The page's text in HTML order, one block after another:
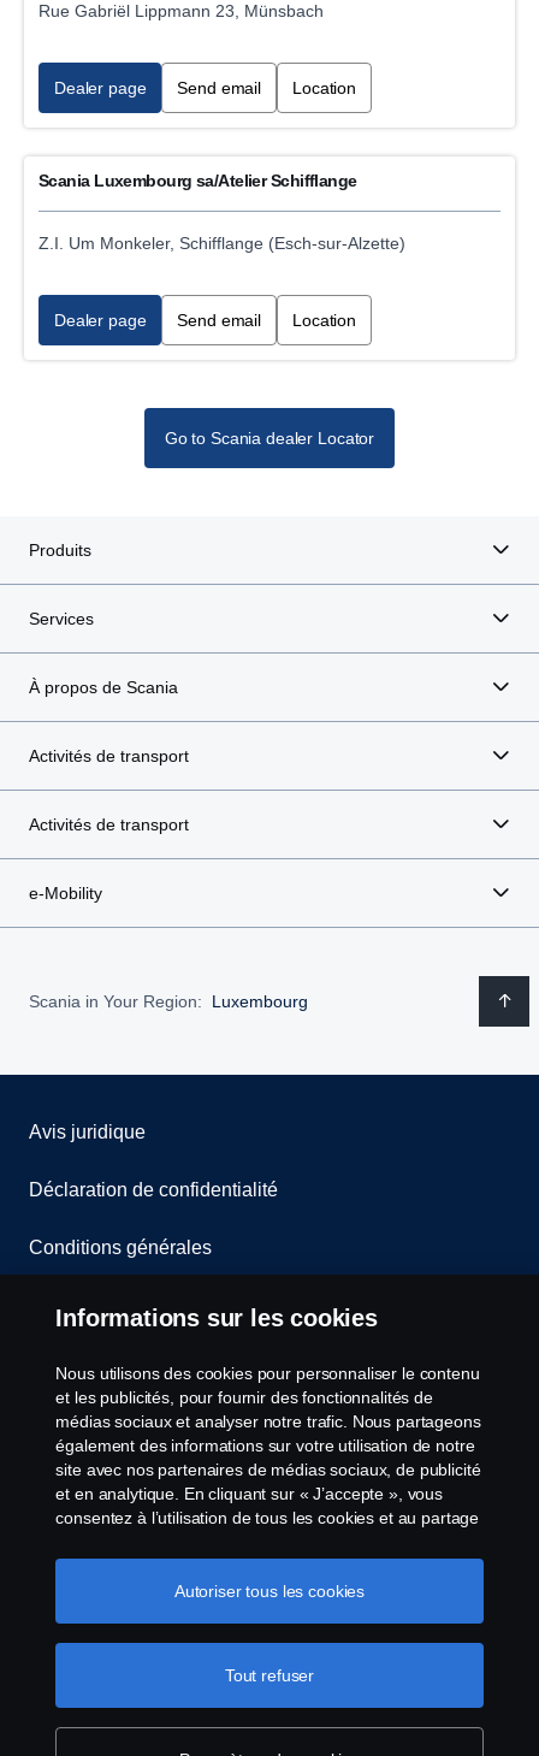
Digital tachograph data download
Toll Collect installation and service
Statutory inspection
ADR vehicle service
Used Vehicle sales
Scania Parts sales
Truck service
Gas vehicle service CNG
Gas vehicle service LNG
Tail lift services
Roller Brake test
Rue Gabriël Lippmann 23, Münsbach
Dealer page Send email Location
Scania Luxembourg sa/Atelier Schifflange
Z.I. Um Monkeler, Schifflange (Esch-sur-Alzette)
Dealer page Send email Location
Go to Scania dealer Locator
Produits
Services
À propos de Scania
Activités de transport
Activités de transport
e-Mobility
Scania in Your Region: Luxembourg
Avis juridique
Déclaration de confidentialité
Conditions générales
Contactez-nous
Le système de lancement d'alerte
Politique de cookies
Paramètres des cookies
© Copyright Scania 2026 All Rights Reserved.
Scania Luxembourg - Rue Gabriël Lippmann 23 -
L-5365 Münsbach- Tél: +352 34 18 11
Informations sur les cookies
Nous utilisons des cookies pour personnaliser le contenu
et les publicités, pour fournir des fonctionnalités de
médias sociaux et analyser notre trafic. Nous partageons
également des informations sur votre utilisation de notre
site avec nos partenaires de médias sociaux, de publicité
et en analytique. En cliquant sur « J’accepte », vous
consentez à l’utilisation de tous les cookies et au partage
cookies en cliquant sur « Paramètres des cookies » et en
sélectionnant les catégories que vous souhaitez
Pour en savoir plus sur la
protection de votre vie privée
Tout refuser
Autoriser tous les cookies